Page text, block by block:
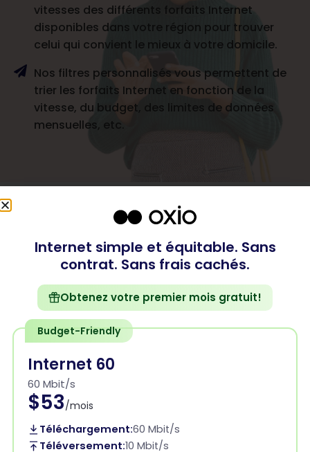
vitesses des différents forfaits Internet
disponibles dans votre région pour trouver
celui qui convient le mieux à votre domicile.
Nos filtres personnalisés vous permettent de
trier les forfaits Internet en fonction de la
vitesse, du budget, des limites de données
mensuelles, etc.
Parcourir Les Forfaits par
Province Canadienne
les plus complètes pour toutes les provinces
canadiennes. Que vous habitiez dans une grande
métropole ou dans une petite ville avec un accès
limité à Internet, nous pouvons vous aider à trouver
le forfait Internet résidentiel idéal pour vous.
Internet simple et équitable. Sans
contrat. Sans frais cachés.
Obtenez votre premier mois gratuit!
Budget-Friendly
Internet 60
60 Mbit/s
$53/mois
Téléchargement:60 Mbit/s
Téléversement:10 Mbit/s